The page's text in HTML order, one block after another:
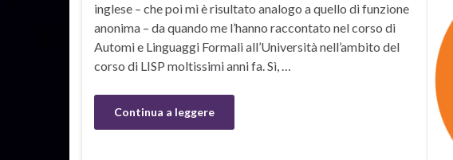
inglese – che poi mi è risultato analogo a quello di funzione
anonima – da quando me l’hanno raccontato nel corso di
Automi e Linguaggi Formali all’Università nell’ambito del
corso di LISP moltissimi anni fa. Sì, …
Continua a leggere